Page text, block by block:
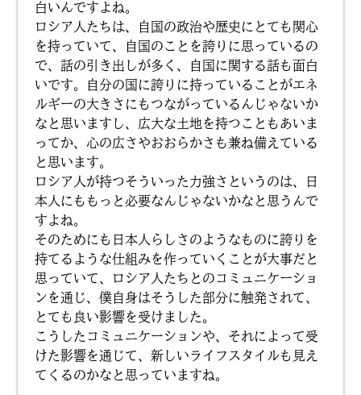
白いんですよね。
ロシア人たちは、自国の政治や歴史にとても関心
を持っていて、自国のことを誇りに思っているの
で、話の引き出しが多く、自国に関する話も面白
いです。自分の国に誇りに持っていることがエネ
ルギーの大きさにもつながっているんじゃないか
なと思いますし、広大な土地を持つこともあいま
ってか、心の広さやおおらかさも兼ね備えている
と思います。
ロシア人が持つそういった力強さというのは、日
本人にももっと必要なんじゃないかなと思うんで
すよね。
そのためにも日本人らしさのようなものに誇りを
持てるような仕組みを作っていくことが大事だと
思っていて、ロシア人たちとのコミュニケーショ
ンを通じ、僕自身はそうした部分に触発されて、
とても良い影響を受けました。
こうしたコミュニケーションや、それによって受
けた影響を通じて、新しいライフスタイルも見え
てくるのかなと思っていますね。